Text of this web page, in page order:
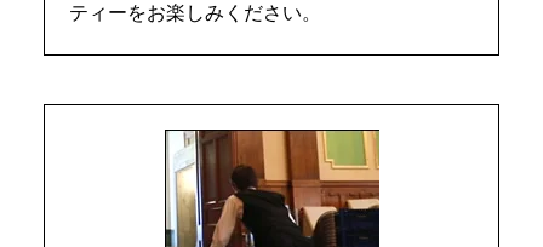
ティーをお楽しみください。